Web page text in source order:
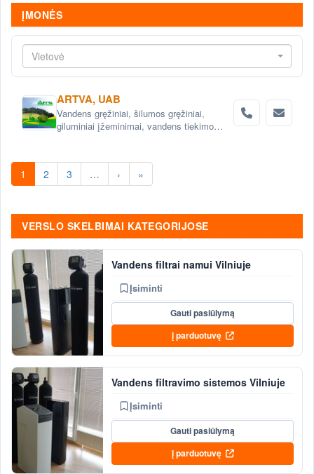
ĮMONĖS
Vietovė
ARTVA, UAB
Vandens gręžiniai, šilumos gręžiniai,
giluminiai įžeminimai, vandens tiekimo
1 2 3 … › »
VERSLO SKELBIMAI KATEGORIJOSE
Vandens filtrai namui Vilniuje
Įsiminti
Gauti pasiūlymą
Į parduotuvę
Vandens filtravimo sistemos Vilniuje
Įsiminti
Gauti pasiūlymą
Į parduotuvę